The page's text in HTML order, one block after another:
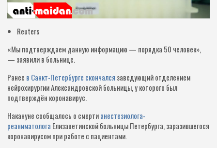
Reuters
«Мы подтверждаем данную информацию — порядка 50 человек»,
— заявили в больнице.
Ранее в Санкт-Петербурге скончался заведующий отделением
нейрохирургии Александровской больницы, у которого был
подтверждён коронавирус.
Накануне сообщалось о смертианестезиолога-
реаниматолога Елизаветинской больницы Петербурга, заразившегося
коронавирусом при работе с пациентами.